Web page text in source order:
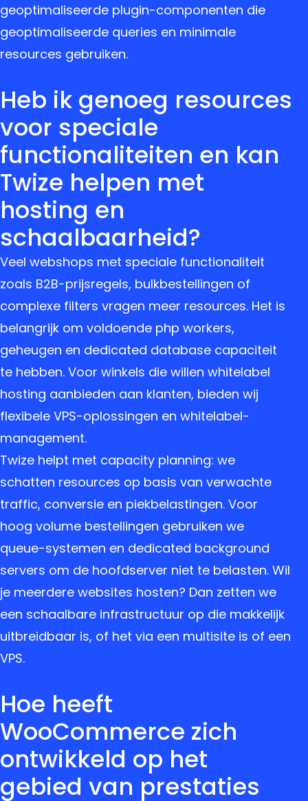
geoptimaliseerde plugin-componenten die
geoptimaliseerde queries en minimale
resources gebruiken.
Heb ik genoeg resources
voor speciale
functionaliteiten en kan
Twize helpen met
hosting en
schaalbaarheid?
Veel webshops met speciale functionaliteit
zoals B2B-prijsregels, bulkbestellingen of
complexe filters vragen meer resources. Het is
belangrijk om voldoende php workers,
geheugen en dedicated database capaciteit
te hebben. Voor winkels die willen whitelabel
hosting aanbieden aan klanten, bieden wij
flexibele VPS-oplossingen en whitelabel-
management.
Twize helpt met capacity planning: we
schatten resources op basis van verwachte
traffic, conversie en piekbelastingen. Voor
hoog volume bestellingen gebruiken we
queue-systemen en dedicated background
servers om de hoofdserver niet te belasten. Wil
je meerdere websites hosten? Dan zetten we
een schaalbare infrastructuur op die makkelijk
uitbreidbaar is, of het via een multisite is of een
VPS.
Hoe heeft
WooCommerce zich
ontwikkeld op het
gebied van prestaties